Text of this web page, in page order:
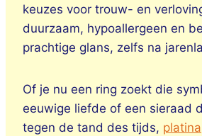
keuzes voor trouw- en
duurzaam, hypoallergeen en
prachtige glans, zelfs na
Of je nu een ring zoekt die
eeuwige liefde of een sieraad
tegen de tand des tijds, platina